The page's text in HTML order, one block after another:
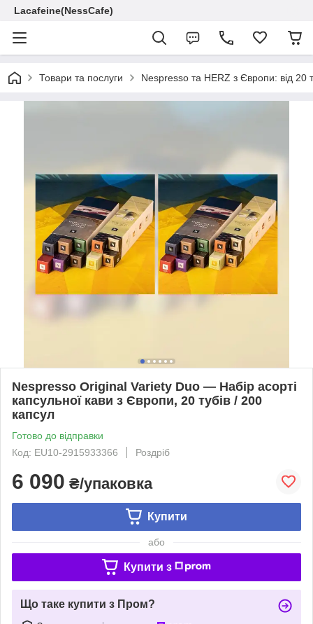
Lacafeine(NessCafe)
Товари та послуги Nespresso та HERZ з Європи: від 20
Nespresso Original Variety Duo — Набір асорті
капсульної кави з Європи, 20 тубів / 200
капсул
Готово до відправки
Код: EU10-2915933366
Роздріб
6 090 ₴/упаковка
Купити
або
Купити з
Що таке купити з Пром?